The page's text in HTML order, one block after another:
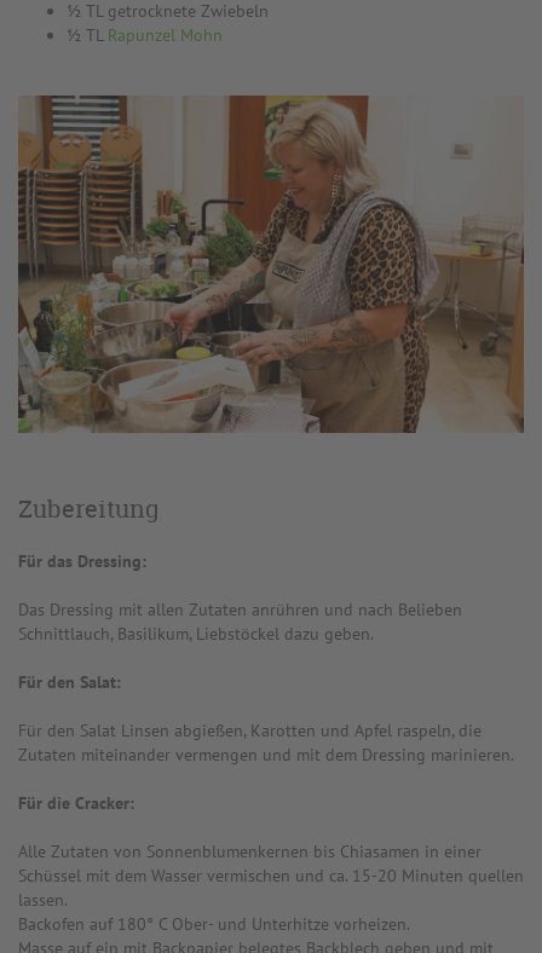
½ TL getrocknete Zwiebeln
½ TL Rapunzel Mohn
Zubereitung
Für das Dressing:
Das Dressing mit allen Zutaten anrühren und nach Belieben
Schnittlauch, Basilikum, Liebstöckel dazu geben.
Für den Salat:
Für den Salat Linsen abgießen, Karotten und Apfel raspeln, die
Zutaten miteinander vermengen und mit dem Dressing marinieren.
Für die Cracker:
Alle Zutaten von Sonnenblumenkernen bis Chiasamen in einer
Schüssel mit dem Wasser vermischen und ca. 15-20 Minuten quellen
lassen.
Backofen auf 180° C Ober- und Unterhitze vorheizen.
Masse auf ein mit Backpapier belegtes Backblech geben und mit